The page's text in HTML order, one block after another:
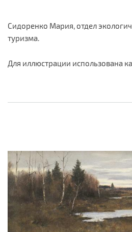
Сидоренко Мария, отдел
туризма.
Для иллюстрации использована